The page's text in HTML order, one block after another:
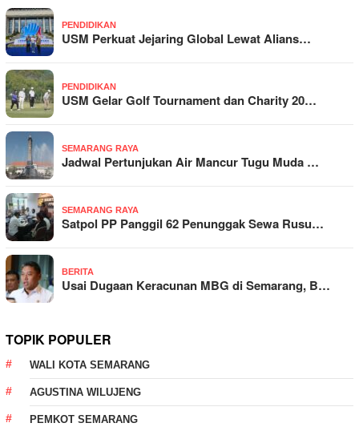
PENDIDIKAN
USM Perkuat Jejaring Global Lewat Alians…
PENDIDIKAN
USM Gelar Golf Tournament dan Charity 20…
SEMARANG RAYA
Jadwal Pertunjukan Air Mancur Tugu Muda …
SEMARANG RAYA
Satpol PP Panggil 62 Penunggak Sewa Rusu…
BERITA
Usai Dugaan Keracunan MBG di Semarang, B…
TOPIK POPULER
WALI KOTA SEMARANG
AGUSTINA WILUJENG
PEMKOT SEMARANG